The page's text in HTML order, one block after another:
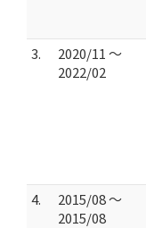
3.
2020/11 ～
2022/02
4.
2015/08 ～
2015/08